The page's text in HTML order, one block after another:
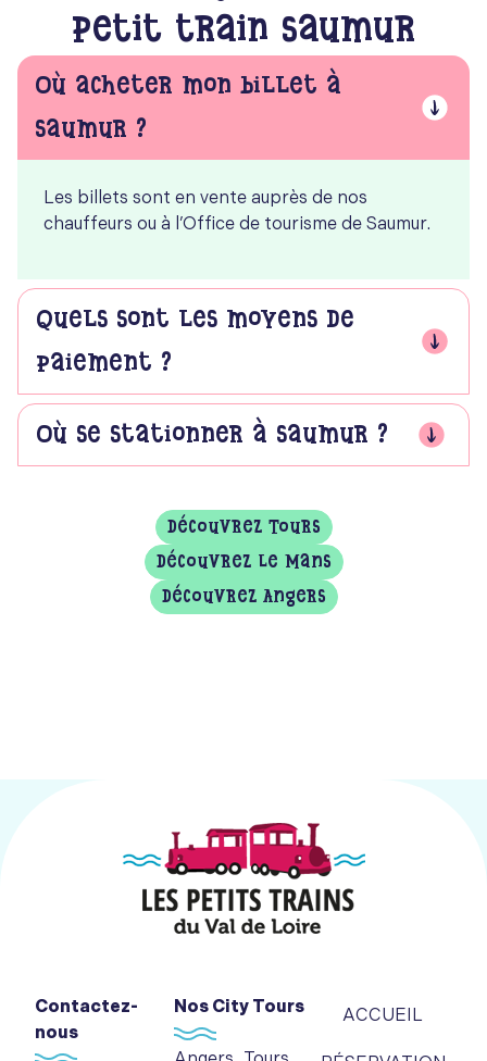
Petit train Saumur
Où acheter mon billet à
Saumur ?
Les billets sont en vente auprès de nos
chauffeurs ou à l’Office de tourisme de Saumur.
Quels sont les moyens de
paiement ?
Où se stationner à Saumur ?
Découvrez Tours
Découvrez Le Mans
Découvrez Angers
Contactez-
nous
Nos City Tours ACCUEIL